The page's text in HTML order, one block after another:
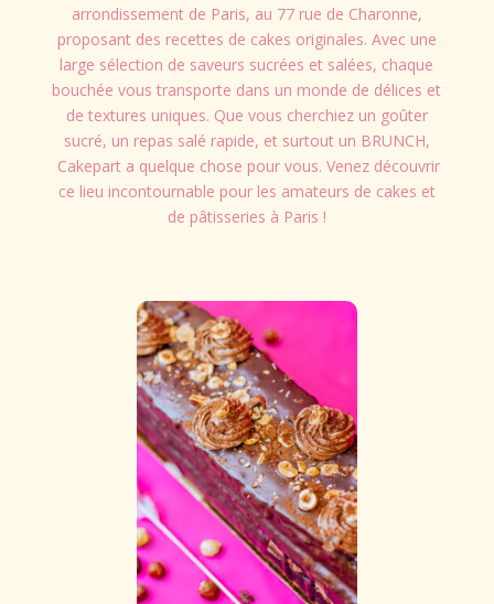
arrondissement de Paris, au 77 rue de Charonne,
proposant des recettes de cakes originales. Avec une
large sélection de saveurs sucrées et salées, chaque
bouchée vous transporte dans un monde de délices et
de textures uniques. Que vous cherchiez un goûter
sucré, un repas salé rapide, et surtout un BRUNCH,
Cakepart a quelque chose pour vous. Venez découvrir
ce lieu incontournable pour les amateurs de cakes et
de pâtisseries à Paris !